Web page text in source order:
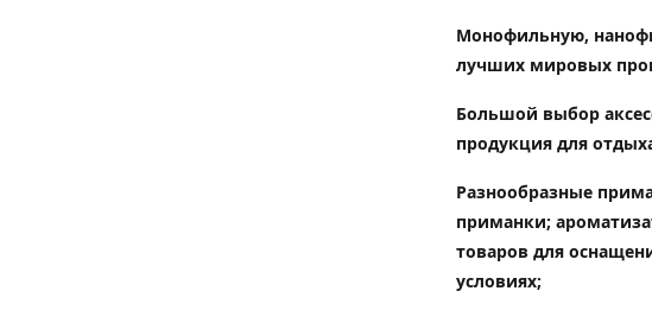
Монофильную,
лучших мировых
Большой выбор
продукция для
Разнообразные
приманки;
товаров для
условиях;